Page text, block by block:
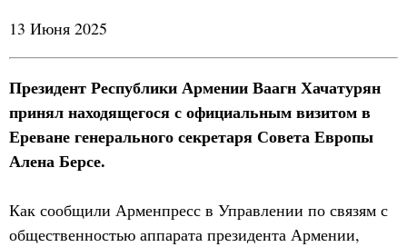
13 Июня 2025
Президент Республики Армении Ваагн Хачатурян
принял находящегося с официальным визитом в
Ереване генерального секретаря Совета Европы
Алена Берсе.
Как сообщили Арменпресс в Управлении по связям с
общественностью аппарата президента Армении,